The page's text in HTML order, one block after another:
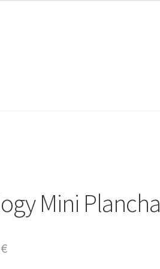
Mini Plancha
€